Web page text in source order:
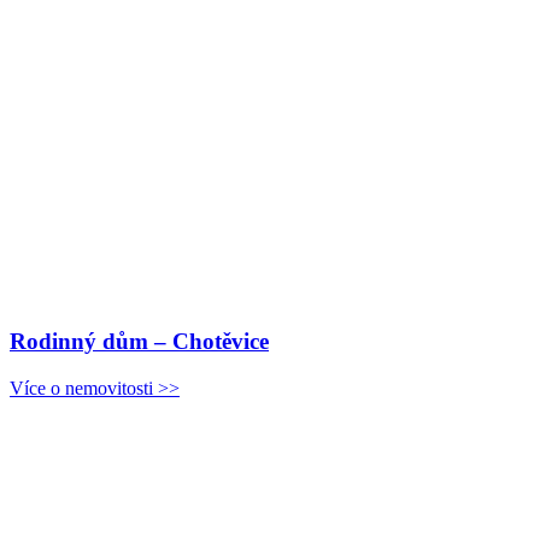
Rodinný dům – Chotěvice
Více o nemovitosti >>